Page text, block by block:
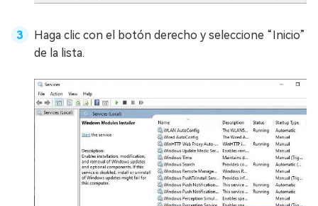
Haga clic con el botón derecho y seleccione “Inicio”
de la lista.